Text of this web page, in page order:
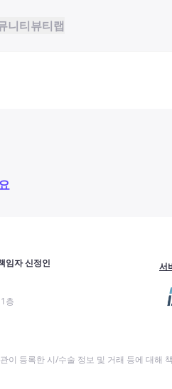
니티뷰티랩
임자 신정인
층
서
이 등록한 시/수술 정보 및 거래 등에 대해